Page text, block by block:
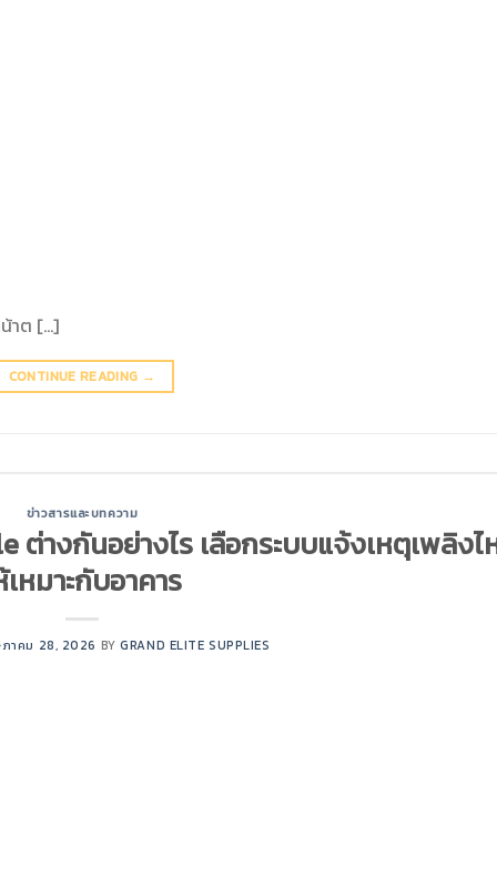
าต […]
CONTINUE READING →
ข่าวสารและบทความ
างกันอย่างไร เลือกระบบแจ้งเหตุเพลิงไ
เหมาะกับอาคาร
าคม 28, 2026 BYGRAND ELITE SUPPLIES